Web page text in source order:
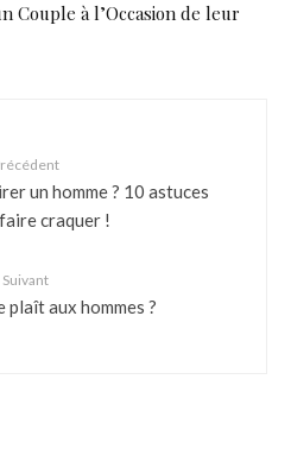
Couple à l’Occasion de leur
un homme ? 10 astuces
craquer !
Suivant
plaît aux hommes ?